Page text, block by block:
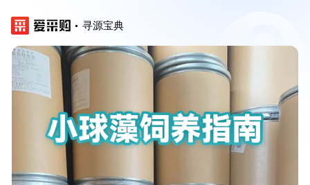
寻源宝典